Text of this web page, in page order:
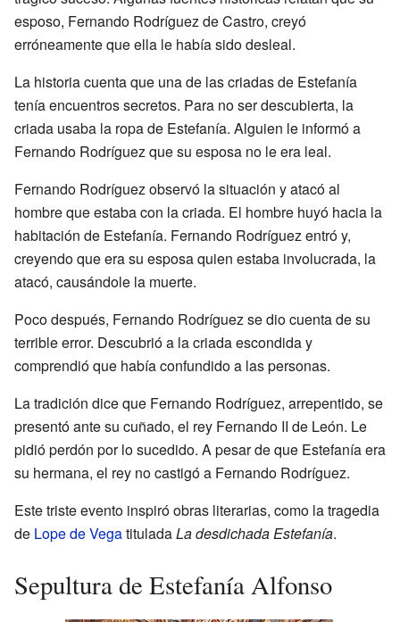
esposo, Fernando Rodríguez de Castro, creyó
erróneamente que ella le había sido desleal.
La historia cuenta que una de las criadas de Estefanía
tenía encuentros secretos. Para no ser descubierta, la
criada usaba la ropa de Estefanía. Alguien le informó a
Fernando Rodríguez que su esposa no le era leal.
Fernando Rodríguez observó la situación y atacó al
hombre que estaba con la criada. El hombre huyó hacia la
habitación de Estefanía. Fernando Rodríguez entró y,
creyendo que era su esposa quien estaba involucrada, la
atacó, causándole la muerte.
Poco después, Fernando Rodríguez se dio cuenta de su
terrible error. Descubrió a la criada escondida y
comprendió que había confundido a las personas.
La tradición dice que Fernando Rodríguez, arrepentido, se
presentó ante su cuñado, el rey Fernando II de León. Le
pidió perdón por lo sucedido. A pesar de que Estefanía era
su hermana, el rey no castigó a Fernando Rodríguez.
Este triste evento inspiró obras literarias, como la tragedia
de Lope de VegatituladaLa desdichada Estefanía.
Sepultura de Estefanía Alfonso